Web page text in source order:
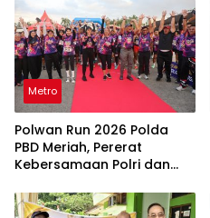
Metro
Polwan Run 2026 Polda
PBD Meriah, Pererat
Kebersamaan Polri dan